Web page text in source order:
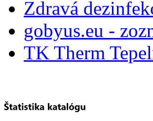
Zdravá
gobyus.eu -
TK Therm